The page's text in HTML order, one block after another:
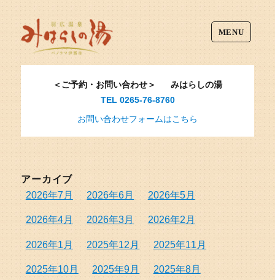
MENU
＜ご予約・お問い合わせ＞
みはらしの湯
TEL 0265-76-8760
お問い合わせフォームはこちら
アーカイブ
2026年7月 2026年6月 2026年5月
2026年4月 2026年3月 2026年2月
2026年1月 2025年12月 2025年11月
2025年10月 2025年9月 2025年8月